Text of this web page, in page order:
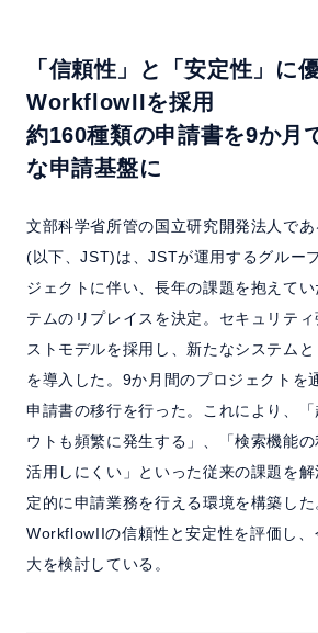
サポート
よくある質問
セミナー
クラウド版検討の方へ
資料請求 お問い合わせ
ホーム製品情報会社情報採用情報
「信頼性」と「安定性」に
WorkflowIIを採用
約160種類の申請書を9か月
な申請基盤に
文部科学省所管の国立研究開発法人で
(以下、JST)は、JSTが運用するグルー
ジェクトに伴い、長年の課題を抱えて
テムのリプレイスを決定。セキュリテ
ストモデルを採用し、新たなシステム
を導入した。9か月間のプロジェクトを
申請書の移行を行った。これにより、
ウトも頻繁に発生する」、「検索機能
活用しにくい」といった従来の課題を
定的に申請業務を行える環境を構築した
WorkflowIIの信頼性と安定性を評価し
大を検討している。